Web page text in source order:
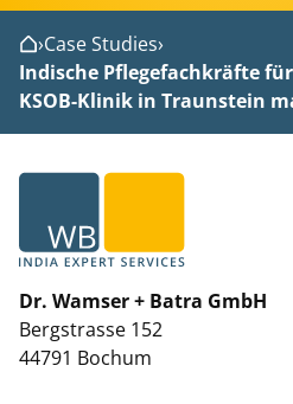
Home
›Case Studies›
Indische Pflegefachkräfte
KSOB-Klinik in Traunstein
Dr. Wamser + Batra GmbH
Bergstrasse 152
44791 Bochum